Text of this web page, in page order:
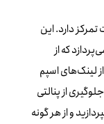
دارد. این
که از
لینک‌های اسپم
از پنالتی
و از هر گونه